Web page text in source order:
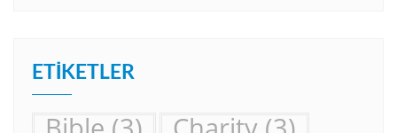
ETIKETLER